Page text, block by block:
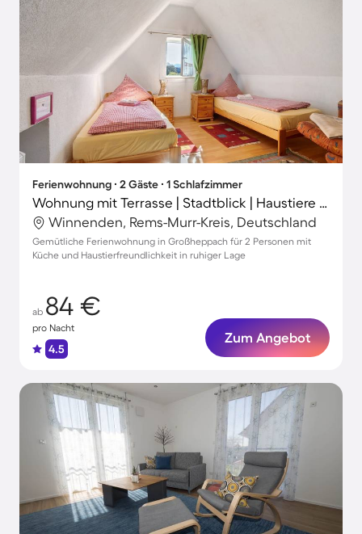
Ferienwohnung ∙ 2 Gäste ∙ 1 Schlafzimmer
Wohnung mit Terrasse | Stadtblick | Haustiere sind willkommen
Winnenden, Rems-Murr-Kreis, Deutschland
Gemütliche Ferienwohnung in Großheppach für 2 Personen mit
Küche und Haustierfreundlichkeit in ruhiger Lage
ab 84 €
pro Nacht
4.5
Zum Angebot